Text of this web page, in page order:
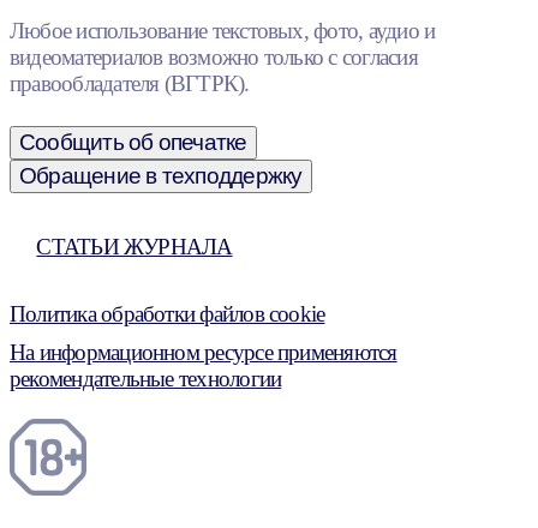
Любое использование текстовых, фото, аудио и
видеоматериалов возможно только с согласия
правообладателя (ВГТРК).
Сообщить об опечатке
Обращение в техподдержку
СТАТЬИ ЖУРНАЛА
Политика обработки файлов cookie
На информационном ресурсе применяются
рекомендательные технологии